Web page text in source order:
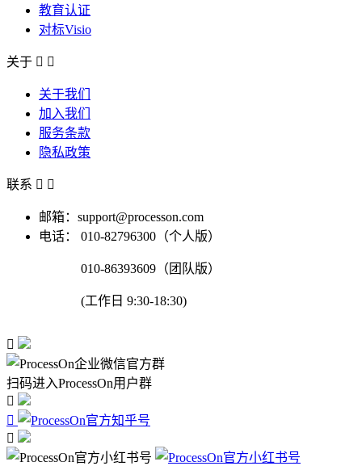
教育认证
对标Visio
关于  
关于我们
加入我们
服务条款
隐私政策
联系  
邮箱：support@processon.com
电话：
010-82796300（个人版）
010-86393609（团队版）
(工作日 9:30-18:30)

扫码进入ProcessOn用户群


